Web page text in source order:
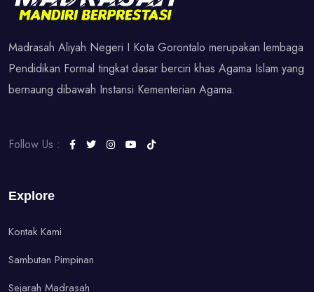
Madrasah Aliyah Negeri I Kota Gorontalo merupakan lembaga
Pendidikan Formal tingkat dasar berciri khas Agama Islam yang
bernaung dibawah Instansi Kementerian Agama.
Follow Us :
Explore
Kontak Kami
Sambutan Pimpinan
Sejarah Madrasah